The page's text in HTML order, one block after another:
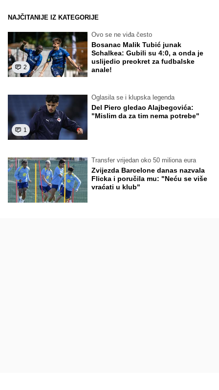
NAJČITANIJE IZ KATEGORIJE
2
Ovo se ne viđa često
Bosanac Malik Tubić junak
Schalkea: Gubili su 4:0, a onda je
uslijedio preokret za fudbalske
anale!
1
Oglasila se i klupska legenda
Del Piero gledao Alajbegovića:
"Mislim da za tim nema potrebe"
Transfer vrijedan oko 50 miliona eura
Zvijezda Barcelone danas nazvala
Flicka i poručila mu: "Neću se više
vraćati u klub"